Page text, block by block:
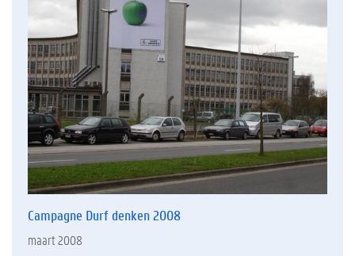
Campagne Durf denken 2008
maart 2008